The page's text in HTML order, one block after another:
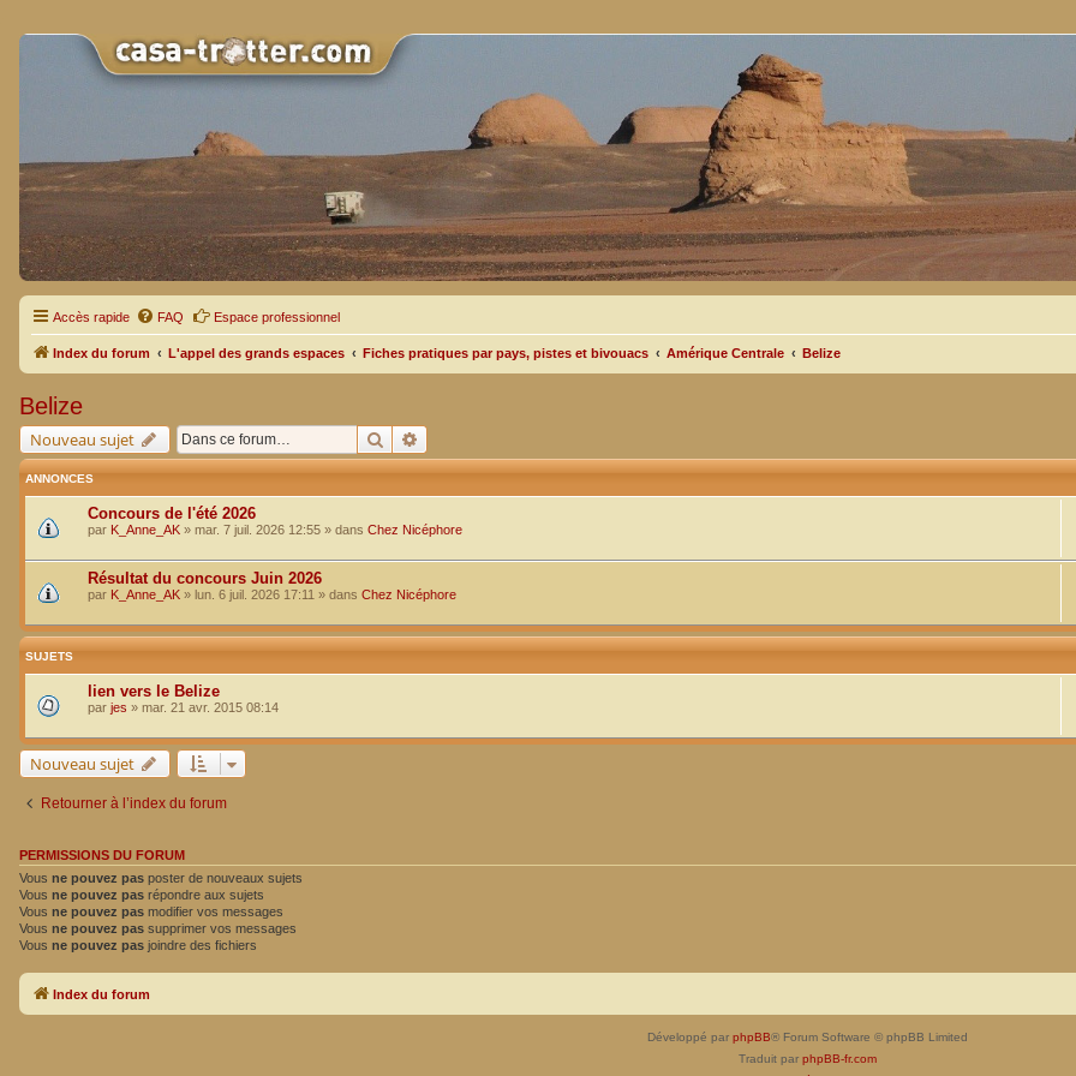
Accès rapide FAQ Espace professionnel
Index du forum L'appel des grands espaces Fiches pratiques par pays, pistes et bivouacs Amérique Centrale Belize
Belize
Nouveau sujet Rechercher
ANNONCES
Concours de l'été 2026
par K_Anne_AK » mar. 7 juil. 2026 12:55 » dans Chez Nicéphore
Résultat du concours Juin 2026
par K_Anne_AK » lun. 6 juil. 2026 17:11 » dans Chez Nicéphore
SUJETS
lien vers le Belize
par jes » mar. 21 avr. 2015 08:14
Nouveau sujet
Retourner à l’index du forum
PERMISSIONS DU FORUM
Vous ne pouvez pas poster de nouveaux sujets
Vous ne pouvez pas répondre aux sujets
Vous ne pouvez pas modifier vos messages
Vous ne pouvez pas supprimer vos messages
Vous ne pouvez pas joindre des fichiers
Index du forum
Développé par phpBB® Forum Software © phpBB Limited
Traduit par phpBB-fr.com